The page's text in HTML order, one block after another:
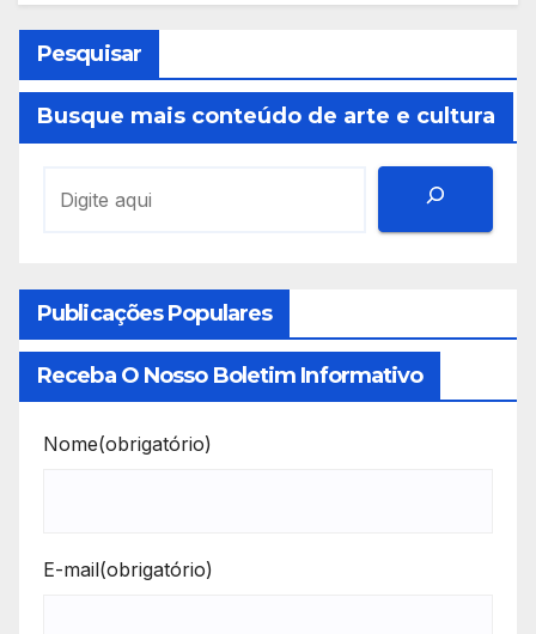
Pesquisar
Busque mais conteúdo de arte e cultura
Publicações Populares
Receba O Nosso Boletim Informativo
Nome(obrigatório)
E-mail(obrigatório)